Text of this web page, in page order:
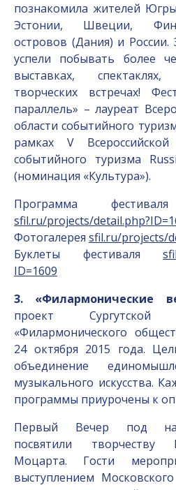
познакомила жителей
Эстонии, Швеции,
островов (Дания) и России.
успели побывать более
выставках,
творческих встречах!
параллель» – лауреат
области событийного
рамках V
событийного туризма
(номинация «Культура»).
Программа
sfil.ru/projects/
Фотогалерея sfil.ru/projects/
Буклеты фестиваля
ID=1609
3. «Филармонические
проект
«Филармонического
24 октября 2015 года.
объединение
музыкального искусства.
программы приурочены к
Первый Вечер под
посвятили творчеству
Моцарта. Гости
выступлением